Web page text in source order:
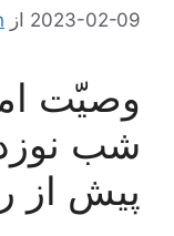
2023-02-09 از
وصیّت
شب
پیش از